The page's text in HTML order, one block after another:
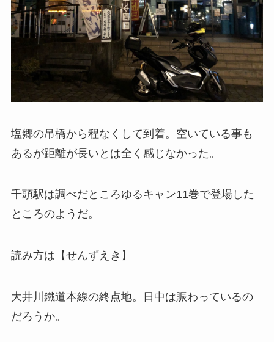
塩郷の吊橋から程なくして到着。空いている事も
あるが距離が長いとは全く感じなかった。
千頭駅は調べだところゆるキャン11巻で登場した
ところのようだ。
読み方は【せんずえき】
大井川鐵道本線の終点地。日中は賑わっているの
だろうか。